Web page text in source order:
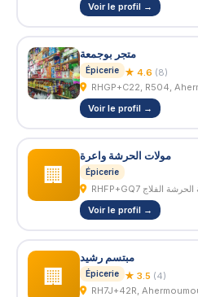
Voir le profil →
متجر بوجمعة
Épicerie ★ 4.6 (8)
RHGP+C22, R504,
Voir le profil →
🏢
مولات الحرشة واعرة
Épicerie
Voir le profil →
🏢
مبتسم رشيد
Épicerie ★ 3.5 (4)
RH7J+42R,